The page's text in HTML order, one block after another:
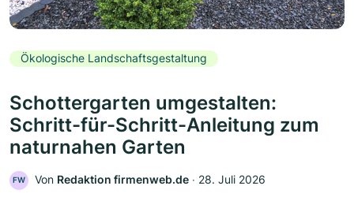
Ökologische Landschaftsgestaltung
Schottergarten umgestalten:
Schritt-für-Schritt-Anleitung zum
naturnahen Garten
FW Von Redaktion firmenweb.de ‧ 28. Juli 2026